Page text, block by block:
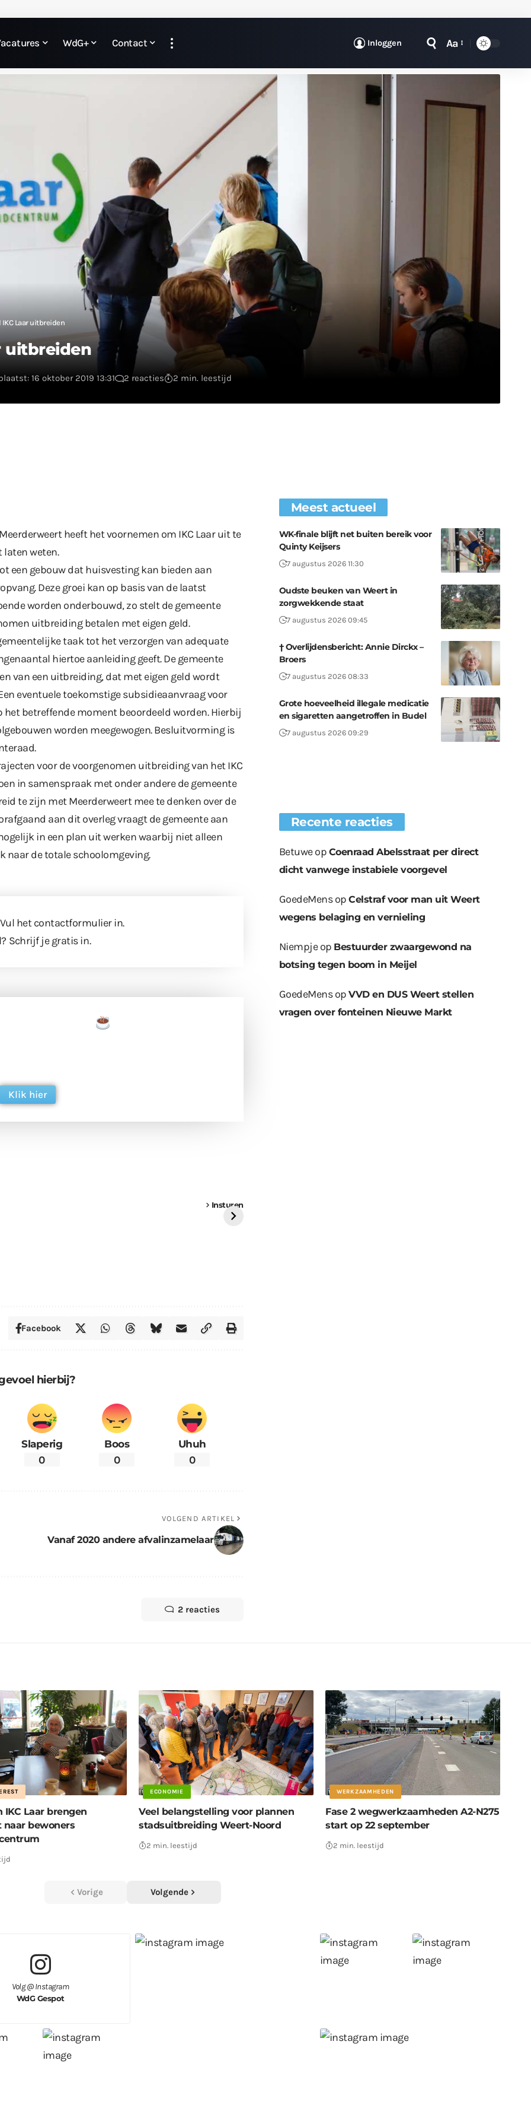
WdG+ Contact Inloggen Aa
Laar uitbreiden
uitbreiden
16 oktober 2019 13:31 2 reacties 2 min. leestijd
heeft het voornemen om IKC Laar uit te
laten weten.
een gebouw dat huisvesting kan bieden aan
Deze groei kan op basis van de laatst
worden onderbouwd, zo stelt de gemeente
uitbreiding betalen met eigen geld.
taak tot het verzorgen van adequate
hiertoe aanleiding geeft. De gemeente
van een uitbreiding, dat met eigen geld wordt
eventuele toekomstige subsidieaanvraag voor
het betreffende moment beoordeeld worden. Hierbij
worden meegewogen. Besluitvorming is
voor de voorgenomen uitbreiding van het IKC
in samenspraak met onder andere de gemeente
te zijn met Meerderweert mee te denken over de
aan dit overleg vraagt de gemeente aan
in een plan uit werken waarbij niet alleen
naar de totale schoolomgeving.
het contactformulierin.
Schrijf je gratis in.
Klik hier
Insturen
Facebook
hierbij?
Slaperig
0
Boos
0
Uhuh
0
VOLGEND ARTIKEL
Vanaf 2020 andere afvalinzamelaar
2 reacties
Meest actueel
WK-finale blijft net buiten bereik voor
Quinty Keijsers
7 augustus 2026 11:30
Oudste beuken van Weert in
zorgwekkende staat
7 augustus 2026 09:45
† Overlijdensbericht: Annie Dirckx –
Broers
7 augustus 2026 08:33
Grote hoeveelheid illegale medicatie
en sigaretten aangetroffen in Budel
7 augustus 2026 09:29
Recente reacties
Betuweop Coenraad Abelsstraat per direct
dicht vanwege instabiele voorgevel
GoedeMensopCelstraf voor man uit Weert
wegens belaging en vernieling
Niempjeop Bestuurder zwaargewond na
botsing tegen boom in Meijel
GoedeMensopVVD en DUS Weert stellen
vragen over fonteinen Nieuwe Markt
IKC Laar brengen
naar bewoners
ECONOMIE
Veel belangstelling voor plannen
stadsuitbreiding Weert-Noord
2 min. leestijd
WERKZAAMHEDEN
Fase 2 wegwerkzaamheden A2-N275
start op 22 september
2 min. leestijd
Vorige Volgende
Volg @ Instagram
WdG Gespot